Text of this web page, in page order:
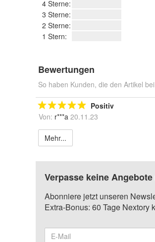
4 Sterne:
3 Sterne:
2 Sterne:
1 Stern:
Bewertungen
So haben Kunden, die den Artikel
Positiv
Von: r***a 20.11.23
Mehr...
Verpasse keine
Abonniere jetzt unseren
Extra-Bonus: 60 Tage Nextory